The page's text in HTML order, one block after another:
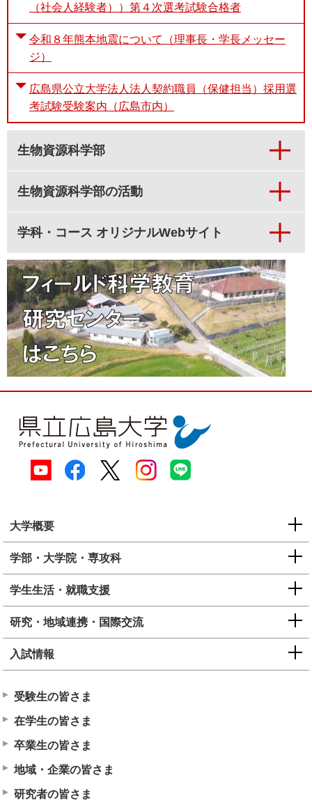
（社会人経験者））第４次選考試験合格者
令和８年熊本地震について（理事長・学長メッセー
ジ）
広島県公立大学法人法人契約職員（保健担当）採用選
考試験受験案内（広島市内）
生物資源科学部
生物資源科学部の活動
学科・コース オリジナルWebサイト
大学概要
学部・大学院・専攻科
学生生活・就職支援
研究・地域連携・国際交流
入試情報
受験生の皆さま
在学生の皆さま
卒業生の皆さま
地域・企業の皆さま
研究者の皆さま